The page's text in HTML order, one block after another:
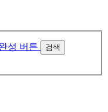
검색